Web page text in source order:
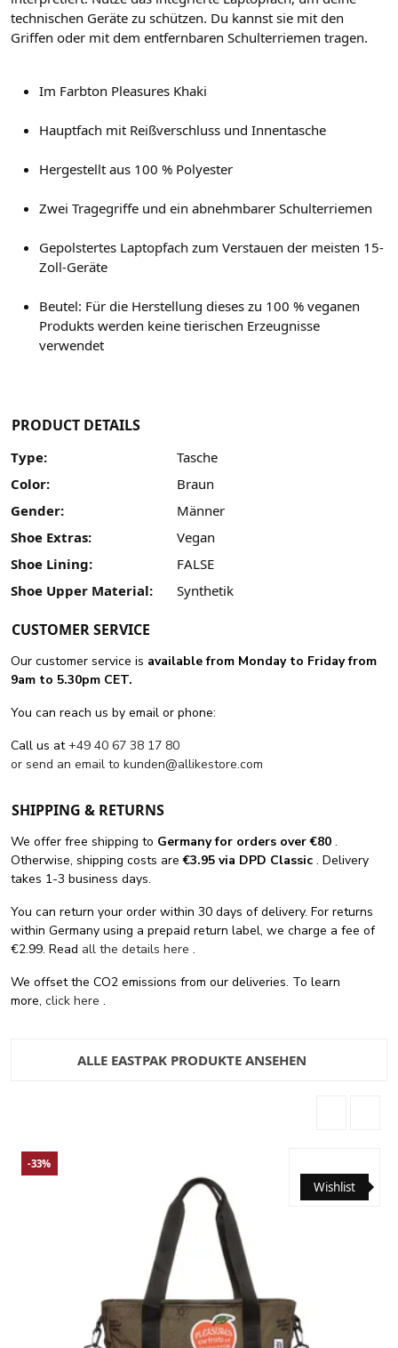
technischen Geräte zu schützen. Du kannst sie mit den
Griffen oder mit dem entfernbaren Schulterriemen tragen.
Im Farbton Pleasures Khaki
Hauptfach mit Reißverschluss und Innentasche
Hergestellt aus 100 % Polyester
Zwei Tragegriffe und ein abnehmbarer Schulterriemen
Gepolstertes Laptopfach zum Verstauen der meisten 15-
Zoll-Geräte
Beutel: Für die Herstellung dieses zu 100 % veganen
Produkts werden keine tierischen Erzeugnisse
verwendet
PRODUCT DETAILS
Type:
Tasche
Color:
Braun
Gender:
Männer
Shoe Extras:
Vegan
Shoe Lining:
FALSE
Shoe Upper Material:
Synthetik
CUSTOMER SERVICE
Our customer service is available from Monday to Friday from
9am to 5.30pm CET.
You can reach us by email or phone:
Call us at+49 40 67 38 17 80
or send an email to kunden@allikestore.com
SHIPPING & RETURNS
We offer free shipping to Germany for orders over €80 .
Otherwise, shipping costs are€3.95 via DPD Classic . Delivery
takes 1-3 business days.
You can return your order within 30 days of delivery. For returns
within Germany using a prepaid return label, we charge a fee of
€2.99. Read all the details here .
We offset the CO2 emissions from our deliveries. To learn
more, click here .
ALLE EASTPAK PRODUKTE ANSEHEN
Wishlist
-33%